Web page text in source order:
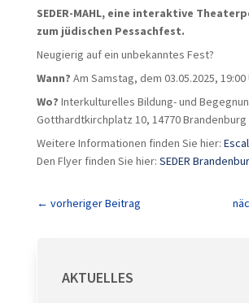
SEDER-MAHL, eine interaktive
zum jüdischen Pessachfest.
Neugierig auf ein unbekanntes Fest?
Wann? Am Samstag, dem 03.05.2025, 19:00
Wo? Interkulturelles Bildung- und
Gotthardtkirchplatz 10, 14770 Brandenburg
Weitere Informationen finden Sie hier:
Den Flyer finden Sie hier: SEDER
← vorheriger Beitrag
AKTUELLES